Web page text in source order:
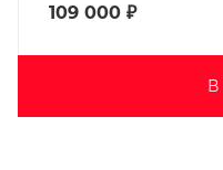
109 000 ₽
В